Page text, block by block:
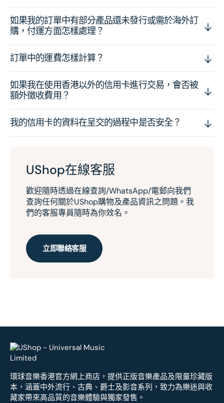
如果我的訂單中有部分產品還未發行或需於海外訂
購，付運方面怎樣處理？
訂單中的運費怎樣計算？
如果我在使用香港以外的信用卡進行交易，會否被
額外徵收費用？
我的信用卡的資料在呈交的過程中是否安全？
UShop在線客服
歡迎隨時透過在線查詢/WhatsApp/電郵向我們
查詢任何關於UShop購物及產品資訊之問題。我
們的客服專員隨時為你效名。
立即聯絡客服
環球音樂香港官方網上商店，提供正版音樂產品及限量珍藏版
本，涵蓋中外流行、古典、爵士及影音系列，致力為樂迷與收
藏家帶來高品質的音樂體驗與獨家發售。